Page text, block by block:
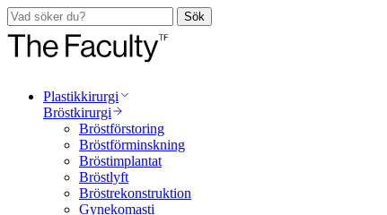
Sök
Plastikkirurgi
Bröstkirurgi
Bröstförstoring
Bröstförminskning
Bröstimplantat
Bröstlyft
Bröstrekonstruktion
Gynekomasti